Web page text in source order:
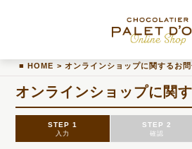
HOME > オンラインショップに関するお
オンラインショップに関
STEP 1
入力
STEP 2
確認